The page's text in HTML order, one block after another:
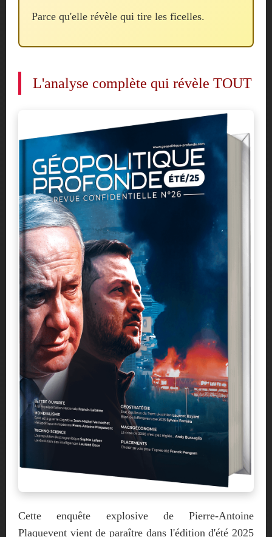
Parce qu'elle révèle qui tire les ficelles.
L'analyse complète qui révèle TOUT
Cette enquête explosive de Pierre-Antoine
Plaquevent vient de paraître dans l'édition d'été 2025